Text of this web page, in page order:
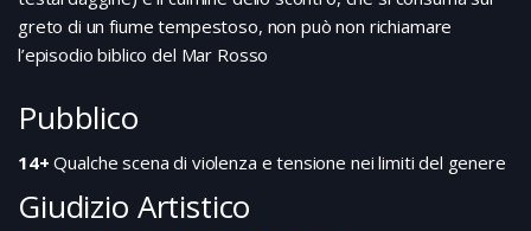
greto di un fiume tempestoso, non può non richiamare
l’episodio biblico del Mar Rosso
Pubblico
14+ Qualche scena di violenza e tensione nei limiti del genere
Giudizio Artistico